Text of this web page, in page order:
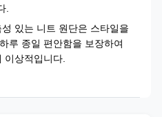
.
있는 니트 원단은 스타일을
루 종일 편안함을 보장하여
이상적입니다.